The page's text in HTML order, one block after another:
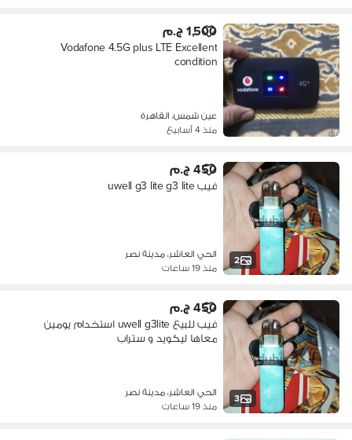
1,500 ج.م
Vodafone 4.5G plus LTE Excellent
condition
عين شمس، القاهرة
منذ 4 أسابيع
2
450 ج.م
فيب uwell g3 lite g3 lite
الحي العاشر، مدينة نصر
منذ 19 ساعات
3
450 ج.م
فيب للبيع uwell g3lite استخدام يومين
معاها ليكويد و ستراب
الحي العاشر، مدينة نصر
منذ 19 ساعات